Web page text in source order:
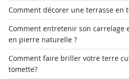
Comment décorer une terrasse en
Comment entretenir son carrelage
en pierre naturelle ?
Comment faire briller votre terre
tomette?